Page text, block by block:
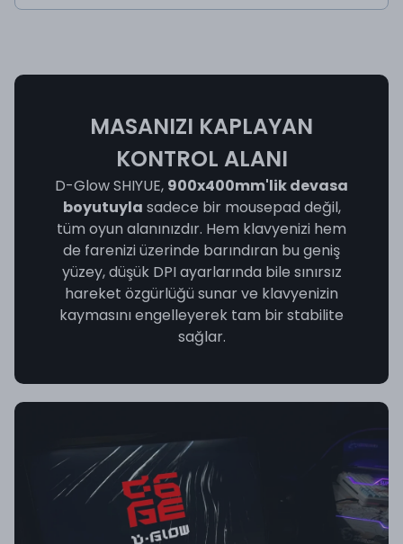
MASANIZI KAPLAYAN
KONTROL ALANI
D-Glow SHIYUE, 900x400mm'lik devasa
boyutuyla sadece bir mousepad değil,
tüm oyun alanınızdır. Hem klavyenizi hem
de farenizi üzerinde barındıran bu geniş
yüzey, düşük DPI ayarlarında bile sınırsız
hareket özgürlüğü sunar ve klavyenizin
kaymasını engelleyerek tam bir stabilite
sağlar.